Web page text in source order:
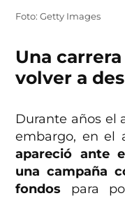
Foto: Getty Images
Una
volver a
Durante años el
embargo, en el
apareció ante
una campaña
fondos para